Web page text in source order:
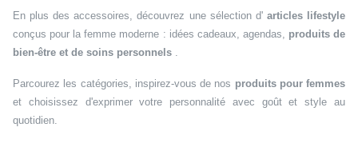
En plus des accessoires, découvrez une sélection d' articles lifestyle
conçus pour la femme moderne : idées cadeaux, agendas, produits de
bien-être et de soins personnels
Parcourez les catégories, inspirez-vous de nos produits pour femmes
et choisissez d'exprimer votre personnalité avec goût et style au
quotidien.